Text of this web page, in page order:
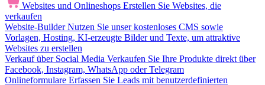
Websites und Onlineshops Erstellen Sie Websites, die
verkaufen
Website-Builder Nutzen Sie unser kostenloses CMS sowie
Vorlagen, Hosting, KI-erzeugte Bilder und Texte, um attraktive
Websites zu erstellen
Verkauf über Social Media Verkaufen Sie Ihre Produkte direkt über
Facebook, Instagram, WhatsApp oder Telegram
Onlineformulare Erfassen Sie Leads mit benutzerdefinierten